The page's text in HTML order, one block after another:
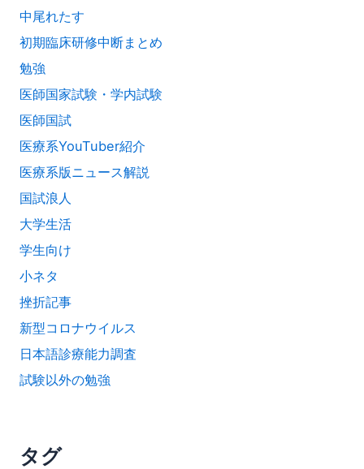
中尾れたす
初期臨床研修中断まとめ
勉強
医師国家試験・学内試験
医師国試
医療系YouTuber紹介
医療系版ニュース解説
国試浪人
大学生活
学生向け
小ネタ
挫折記事
新型コロナウイルス
日本語診療能力調査
試験以外の勉強
タグ